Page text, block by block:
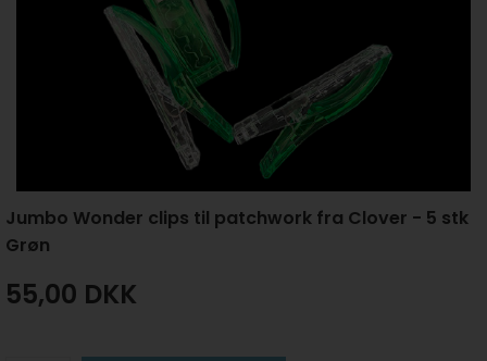
Jumbo Wonder clips til patchwork fra Clover - 5 stk
Grøn
55,00 DKK